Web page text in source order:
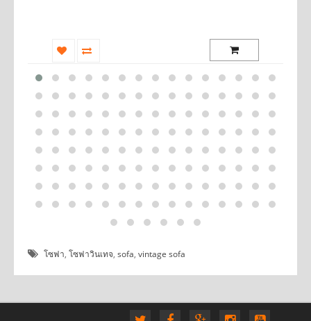
โซฟา, โซฟาวินเทจ, sofa, vintage sofa